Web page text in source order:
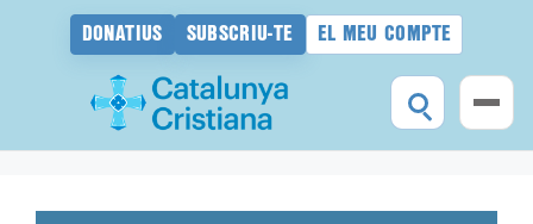
DONATIUS SUBSCRIU-TE EL MEU COMPTE